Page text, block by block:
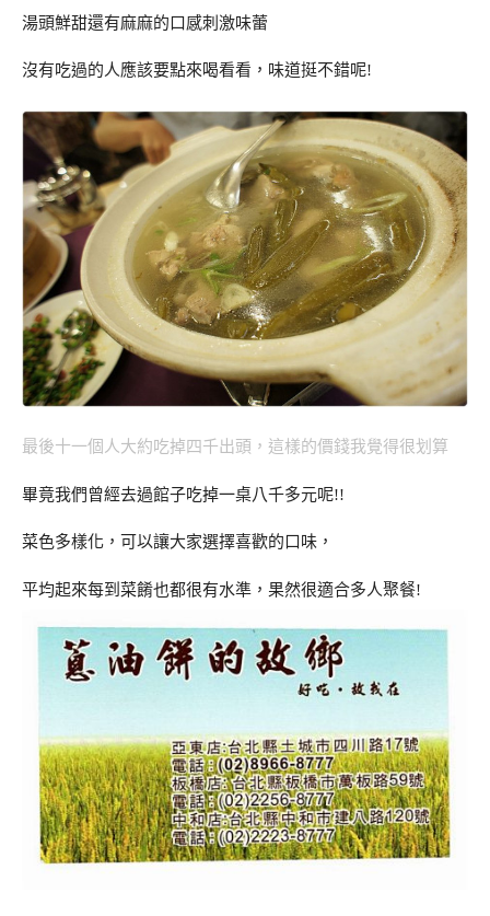
湯頭鮮甜還有麻麻的口感刺激味蕾
沒有吃過的人應該要點來喝看看，味道挺不錯呢!
最後十一個人大約吃掉四千出頭，這樣的價錢我覺得很划算
畢竟我們曾經去過館子吃掉一桌八千多元呢!!
菜色多樣化，可以讓大家選擇喜歡的口味，
平均起來每到菜餚也都很有水準，果然很適合多人聚餐!